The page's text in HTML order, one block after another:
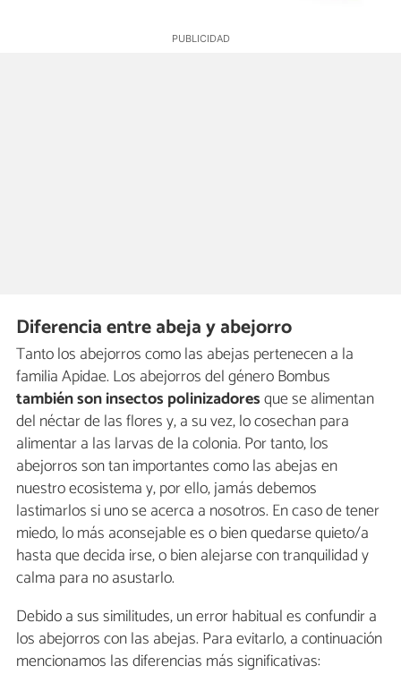
Diferencia entre abeja y abejorro
Tanto los abejorros como las abejas pertenecen a la
familia Apidae. Los abejorros del género Bombus
también son insectos polinizadoresque se alimentan
del néctar de las flores y, a su vez, lo cosechan para
alimentar a las larvas de la colonia. Por tanto, los
abejorros son tan importantes como las abejas en
nuestro ecosistema y, por ello, jamás debemos
lastimarlos si uno se acerca a nosotros. En caso de tener
miedo, lo más aconsejable es o bien quedarse quieto/a
hasta que decida irse, o bien alejarse con tranquilidad y
calma para no asustarlo.
Debido a sus similitudes, un error habitual es confundir a
los abejorros con las abejas. Para evitarlo, a continuación
mencionamos las diferencias más significativas: